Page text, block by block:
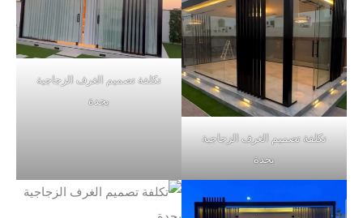
تكلفة تصميم الغرف الزجاجية
بجدة
تكلفة تصميم الغرف الزجاجية
بجدة